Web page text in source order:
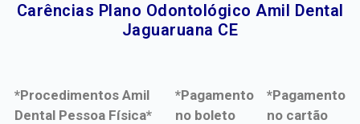
Carências Plano Odontológico Amil Dental
Jaguaruana CE​
*Procedimentos Amil
Dental Pessoa Física*
*Pagamento
no boleto
*Pagamento
no cartão